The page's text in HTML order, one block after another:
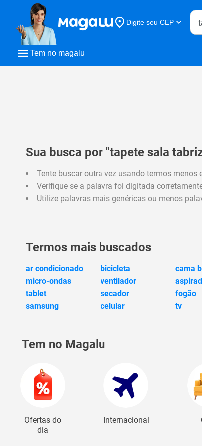
Tem no magalu
Digite seu CEP
Sua busca por "tapete sala
Tente buscar outra vez usando termos menos
Verifique se a palavra foi digitada
Utilize palavras mais genéricas ou menos
Termos mais buscados
ar condicionado bicicleta cama
micro-ondas
ventilador
tablet
secador fogão
samsung
celular tv
Tem no Magalu
Ofertas do
dia
Internacional